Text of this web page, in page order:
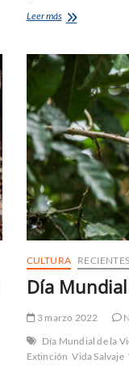
Leer másLas
sus
derechos.
no
podían
hacer)
CULTURA RECIENTES
Día
3 marzo 2022
Día Mundial de la
Extinción Vida Salvaje